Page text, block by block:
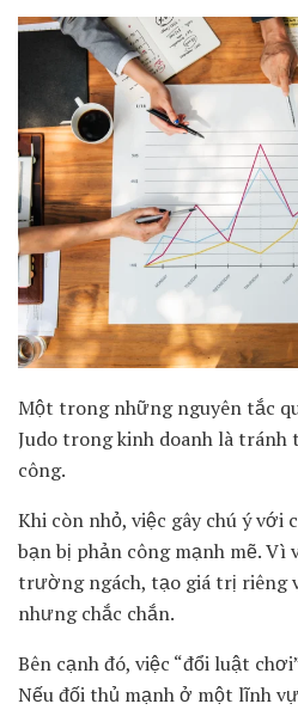
Một trong những nguyên tắc
Judo trong kinh doanh là
công.
Khi còn nhỏ, việc gây chú ý với
bạn bị phản công mạnh mẽ. Vì
trường ngách, tạo giá trị riêng
nhưng chắc chắn.
Bên cạnh đó, việc “đổi luật
Nếu đối thủ mạnh ở một lĩnh